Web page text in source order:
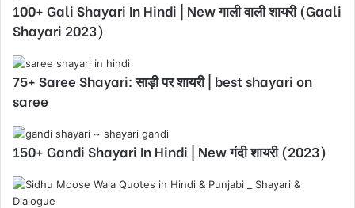
100+ Gali Shayari In Hindi | New गाली वाली शायरी (Gaali
Shayari 2023)
75+ Saree Shayari: साड़ी पर शायरी | best shayari on
saree
150+ Gandi Shayari In Hindi | New गंदी शायरी (2023)